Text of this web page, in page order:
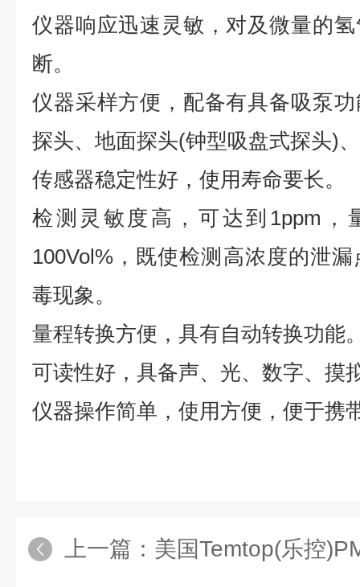
仪器响应迅速灵敏，对及微量的
断。
仪器采样方便，配备有具备吸泵
探头、地面探头(钟型吸盘式探头)
传感器稳定性好，使用寿命要长。
检测灵敏度高，可达到1ppm，
100Vol%，既使检测高浓度的泄
毒现象。
量程转换方便，具有自动转换功能
可读性好，具备声、光、数字、摸
仪器操作简单，使用方便，便于携
上一篇： 美国Temtop(乐控